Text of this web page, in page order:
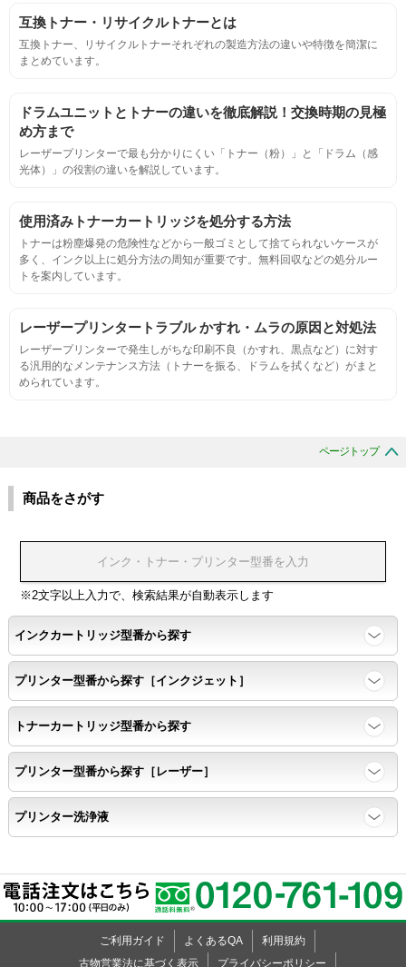
目視検査にて数値測定
連続印刷時の安定した印刷枚数測定
定着度
摩擦試験機で濃度値を測定
適合性
生涯印刷
印刷耐久性
ページ印刷可能枚数・連続印刷時の安定性・経時変化の影響の確
認
寿命レポート
ページ収量、1,000ページあたりのパウダー消費量、転写率、
SAD値を計測
落下試験
外観
粉漏れや損傷箇所はないか目視確認
互換トナー・リサイクルトナーとは
互換トナー、リサイクルトナーそれぞれの製造方法の違いや特徴を簡潔に
まとめています。
ドラムユニットとトナーの違いを徹底解説！交換時期の見極
め方まで
レーザープリンターで最も分かりにくい「トナー（粉）」と「ドラム（感
光体）」の役割の違いを解説しています。
使用済みトナーカートリッジを処分する方法
トナーは粉塵爆発の危険性などから一般ゴミとして捨てられないケースが
多く、インク以上に処分方法の周知が重要です。無料回収などの処分ルー
トを案内しています。
レーザープリンタートラブル かすれ・ムラの原因と対処法
レーザープリンターで発生しがちな印刷不良（かすれ、黒点など）に対す
る汎用的なメンテナンス方法（トナーを振る、ドラムを拭くなど）がまと
められています。
ページトップ
商品をさがす
※2文字以上入力で、検索結果が自動表示します
インクカートリッジ型番から探す
プリンター型番から探す［インクジェット］
トナーカートリッジ型番から探す
プリンター型番から探す［レーザー］
プリンター洗浄液
ご利用ガイド よくあるQA
利用規約
古物営業法に基づく表示
プライバシーポリシー